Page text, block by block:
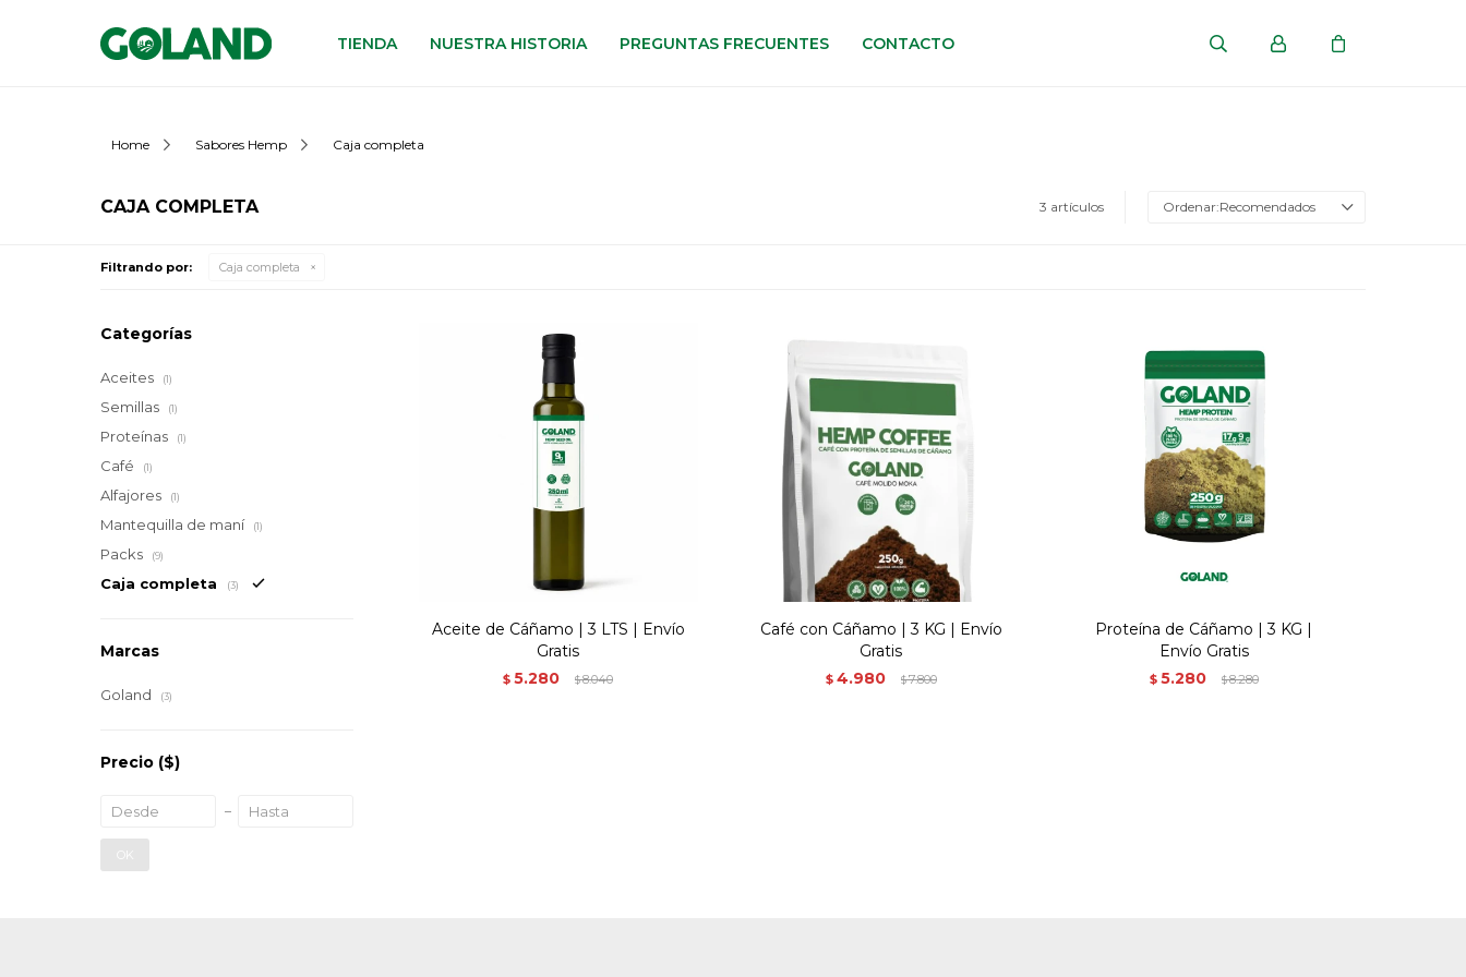
TIENDA NUESTRA HISTORIA PREGUNTAS FRECUENTES CONTACTO
Home Sabores Hemp Caja completa
CAJA COMPLETA 3 artículos Recomendados
Filtrando por: Caja completa
Aceite de Cáñamo | 3 LTS | Envío
Gratis
$ 5.280 $8.040
Café con Cáñamo | 3 KG | Envío
Gratis
$ 4.980 $7.800
Proteína de Cáñamo | 3 KG |
Envío Gratis
$ 5.280 $8.280
Categorías
Aceites (1)
Semillas (1)
Proteínas (1)
Café (1)
Alfajores (1)
Mantequilla de maní (1)
Packs (9)
Caja completa (3)
Marcas
Goland (3)
Precio ($)
OK